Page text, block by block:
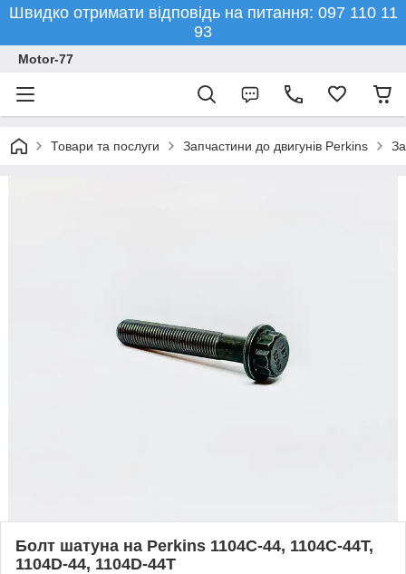
Швидко отримати відповідь на питання: 097 110 11
93
Motor-77
Товари та послуги Запчастини до двигунів Perkins
Болт шатуна на Perkins 1104C-44, 1104C-44T,
1104D-44, 1104D-44T